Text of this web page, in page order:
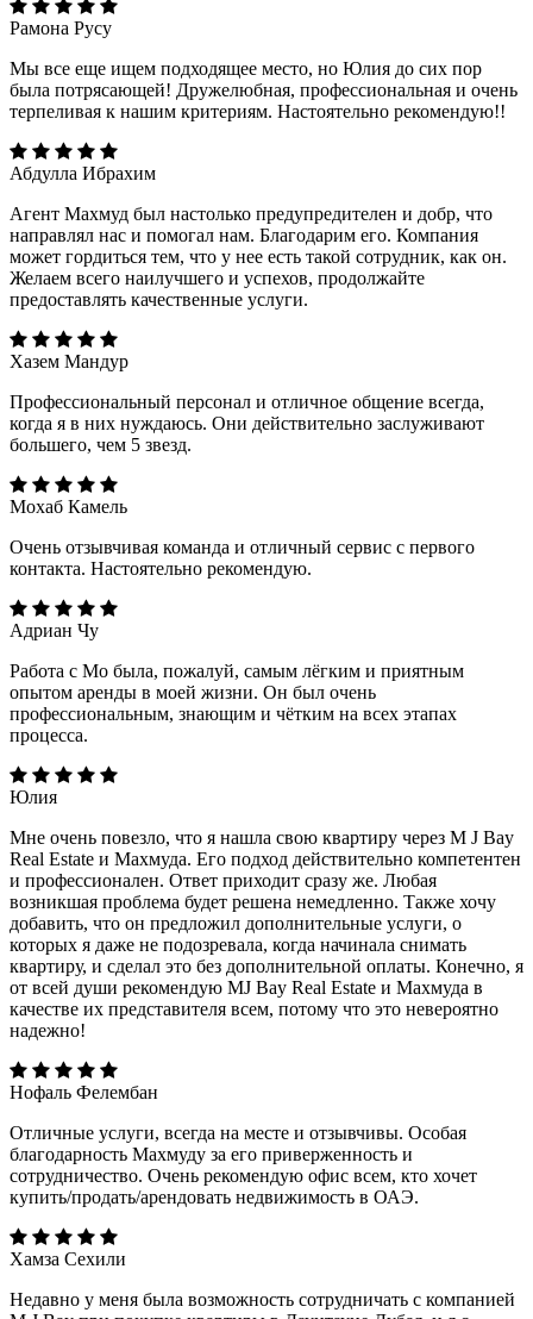
Рамона Русу
Мы все еще ищем подходящее место, но Юлия до сих пор
была потрясающей! Дружелюбная, профессиональная и очень
терпеливая к нашим критериям. Настоятельно рекомендую!!
Абдулла Ибрахим
Агент Махмуд был настолько предупредителен и добр, что
направлял нас и помогал нам. Благодарим его. Компания
может гордиться тем, что у нее есть такой сотрудник, как он.
Желаем всего наилучшего и успехов, продолжайте
предоставлять качественные услуги.
Хазем Мандур
Профессиональный персонал и отличное общение всегда,
когда я в них нуждаюсь. Они действительно заслуживают
большего, чем 5 звезд.
Мохаб Камель
Очень отзывчивая команда и отличный сервис с первого
контакта. Настоятельно рекомендую.
Адриан Чу
Работа с Мо была, пожалуй, самым лёгким и приятным
опытом аренды в моей жизни. Он был очень
профессиональным, знающим и чётким на всех этапах
процесса.
Юлия
Мне очень повезло, что я нашла свою квартиру через M J Bay
Real Estate и Махмуда. Его подход действительно компетентен
и профессионален. Ответ приходит сразу же. Любая
возникшая проблема будет решена немедленно. Также хочу
добавить, что он предложил дополнительные услуги, о
которых я даже не подозревала, когда начинала снимать
квартиру, и сделал это без дополнительной оплаты. Конечно, я
от всей души рекомендую MJ Bay Real Estate и Махмуда в
качестве их представителя всем, потому что это невероятно
надежно!
Нофаль Фелембан
Отличные услуги, всегда на месте и отзывчивы. Особая
благодарность Махмуду за его приверженность и
сотрудничество. Очень рекомендую офис всем, кто хочет
купить/продать/арендовать недвижимость в ОАЭ.
Хамза Сехили
Недавно у меня была возможность сотрудничать с компанией